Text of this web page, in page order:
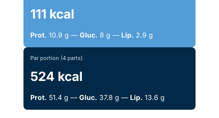
111 kcal
Prot. 10.9 g — Gluc. 8 g — Lip. 2.9 g
Par portion (4 parts)
524 kcal
Prot. 51.4 g — Gluc. 37.8 g — Lip. 13.6 g